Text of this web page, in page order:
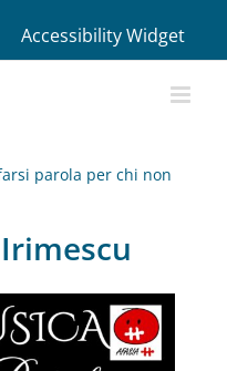
Accessibility Widget
parola per chi non